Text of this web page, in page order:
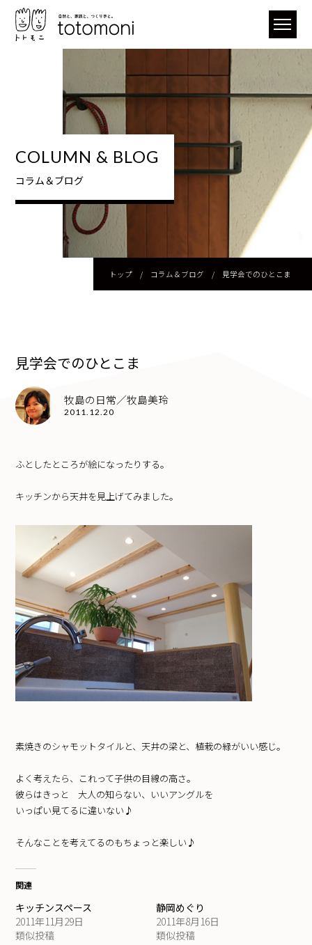
COLUMN & BLOG
コラム＆ブログ
トップ/ コラム＆ブログ / 見学会でのひとこま
見学会でのひとこま
牧島の日常／牧島美玲
2011.12.20
ふとしたところが絵になったりする。
キッチンから天井を見上げてみました。
素焼きのシャモットタイルと、天井の梁と、植栽の緑がいい感じ。
よく考えたら、これって子供の目線の高さ。
彼らはきっと 大人の知らない、いいアングルを
いっぱい見てるに違いない♪
そんなことを考えてるのもちょっと楽しい♪
関連
キッチンスペース
2011年11月29日
類似投稿
静岡めぐり
2011年8月16日
類似投稿